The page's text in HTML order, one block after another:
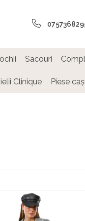
Sacouri
Clinique Piese